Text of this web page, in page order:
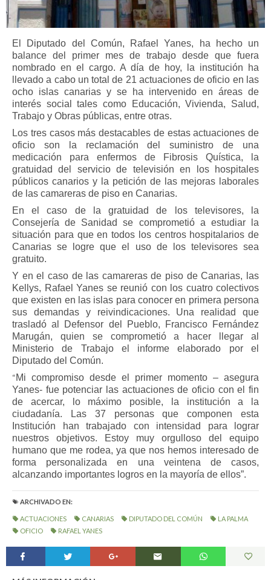
El Diputado del Común, Rafael Yanes, ha hecho un
balance del primer mes de trabajo desde que fuera
nombrado en el cargo. A día de hoy, la institución ha
llevado a cabo un total de 21 actuaciones de oficio en las
ocho islas canarias y se ha intervenido en áreas de
interés social tales como Educación, Vivienda, Salud,
Trabajo y Obras públicas, entre otras.
Los tres casos más destacables de estas actuaciones de
oficio son la reclamación del suministro de una
medicación para enfermos de Fibrosis Quística, la
gratuidad del servicio de televisión en los hospitales
públicos canarios y la petición de las mejoras laborales
de las camareras de piso en Canarias.
En el caso de la gratuidad de los televisores, la
Consejería de Sanidad se comprometió a estudiar
la
situación para que en todos los centros hospitalarios de
Canarias se logre que el uso de los televisores sea
gratuito.
Y en el caso de las camareras de piso de Canarias, las
Kellys, Rafael Yanes se reunió con los cuatro colectivos
que existen en las islas para conocer en primera persona
sus demandas y reivindicaciones. Una realidad que
trasladó al Defensor del Pueblo, Francisco Fernández
Marugán, quien se comprometió a hacer llegar al
Ministerio de Trabajo el informe elaborado por el
Diputado del Común.
“Mi compromiso desde el primer momento – asegura
Yanes- fue potenciar las actuaciones de oficio con el fin
de acercar, lo máximo posible, la institución a la
ciudadanía. Las 37 personas que componen esta
Institución han trabajado con intensidad para lograr
nuestros objetivos. Estoy muy orgulloso del equipo
humano que me rodea, ya que nos hemos interesado de
forma personalizada en una veintena de casos,
alcanzando importantes logros en la mayoría de ellos”.
ARCHIVADO EN:
ACTUACIONES CANARIAS DIPUTADO DEL COMÚN
LA PALMA
OFICIO
RAFAEL YANES